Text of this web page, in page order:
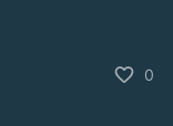
カットシャンプー
0